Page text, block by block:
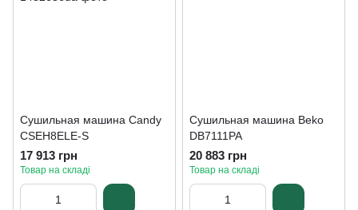
Сушильная машина Candy
CSEH8ELE-S
17 913 грн
Товар на складі
Сушильная машина Beko
DB7111PA
20 883 грн
Товар на складі